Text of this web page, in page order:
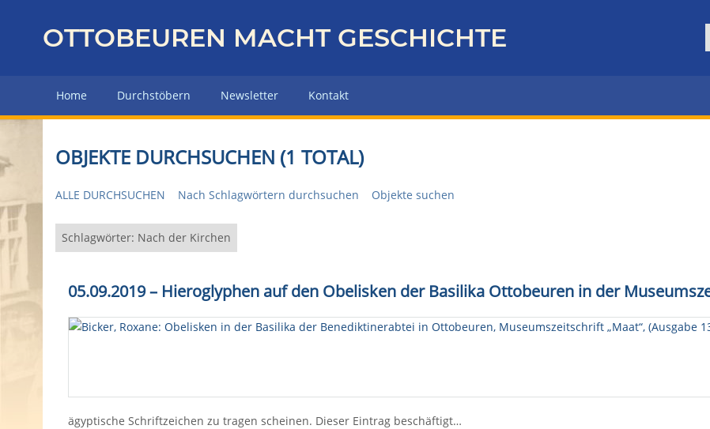
z
r
H
u
p
e
OTTOBEUREN MACHT GESCHICHTE
Home Durchstöbern Newsletter Kontakt
OBJEKTE DURCHSUCHEN (1 TOTAL)
ALLE DURCHSUCHEN Nach Schlagwörtern durchsuchen Objekte suchen
Schlagwörter: Nach der Kirchen
05.09.2019–Hieroglyphen auf den Obelisken der Basilika Ottobeuren in der
ägyptische Schriftzeichen zu tragen scheinen. Dieser Eintrag beschäftigt…